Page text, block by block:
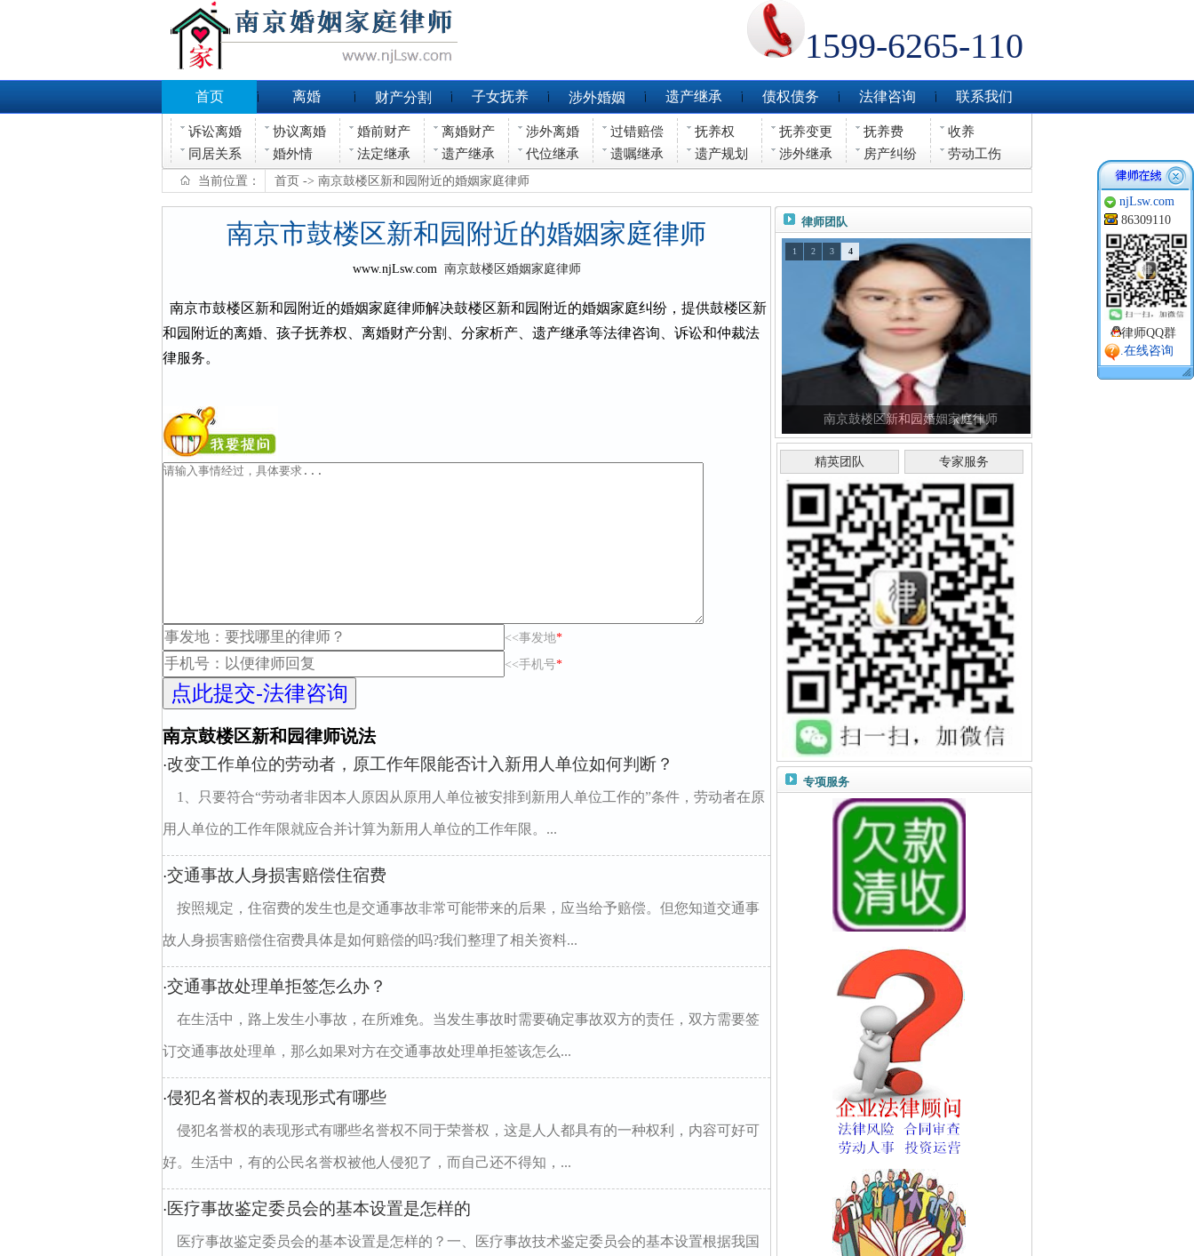
1599-6265-110
首页 离婚 财产分割 子女抚养 涉外婚姻 遗产继承 债权债务 法律咨询 联系我们
诉讼离婚 协议离婚 婚前财产 离婚财产 涉外离婚 过错赔偿 抚养权 抚养变更 抚养费
收养
同居关系
婚外情 法定继承 遗产继承 代位继承 遗嘱继承 遗产规划 涉外继承 房产纠纷 劳动工伤
当前位置： 首页 -> 南京鼓楼区新和园附近的婚姻家庭律师
南京市鼓楼区新和园附近的婚姻家庭律师
www.njLsw.com 南京鼓楼区婚姻家庭律师
南京市鼓楼区新和园附近的婚姻家庭律师解决鼓楼区新和园附近的婚姻家庭纠纷，提供鼓楼区新
和园附近的离婚、孩子抚养权、离婚财产分割、分家析产、遗产继承等法律咨询、诉讼和仲裁法
律服务。
<<事发地*
<<手机号*
南京鼓楼区新和园律师说法
·改变工作单位的劳动者，原工作年限能否计入新用人单位如何判断？
1、只要符合“劳动者非因本人原因从原用人单位被安排到新用人单位工作的”条件，劳动者在原
用人单位的工作年限就应合并计算为新用人单位的工作年限。...
·交通事故人身损害赔偿住宿费
按照规定，住宿费的发生也是交通事故非常可能带来的后果，应当给予赔偿。但您知道交通事
故人身损害赔偿住宿费具体是如何赔偿的吗?我们整理了相关资料...
·交通事故处理单拒签怎么办？
在生活中，路上发生小事故，在所难免。当发生事故时需要确定事故双方的责任，双方需要签
订交通事故处理单，那么如果对方在交通事故处理单拒签该怎么...
·侵犯名誉权的表现形式有哪些
侵犯名誉权的表现形式有哪些名誉权不同于荣誉权，这是人人都具有的一种权利，内容可好可
好。生活中，有的公民名誉权被他人侵犯了，而自己还不得知，...
· 医疗事故鉴定委员会的基本设置是怎样的
医疗事故鉴定委员会的基本设置是怎样的？一、医疗事故技术鉴定委员会的基本设置根据我国
律师团队
南京鼓楼区新和园婚姻家庭律师
1 2 3 4
精英团队 专家服务
专项服务
njLsw.com
86309110
律师QQ群
.在线咨询